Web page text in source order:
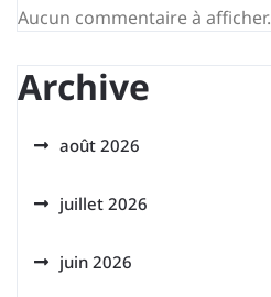
Aucun commentaire à afficher.
Archive
août 2026
juillet 2026
juin 2026